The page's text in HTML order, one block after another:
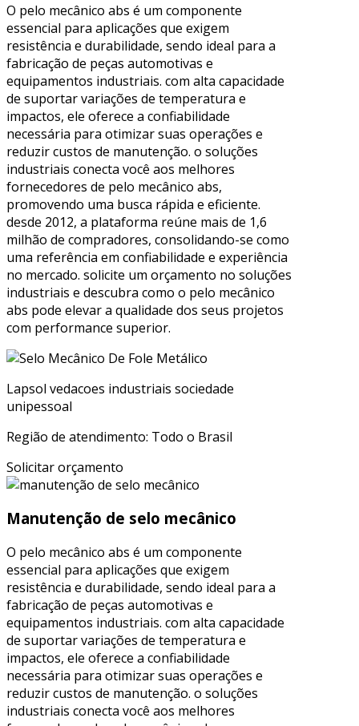
O pelo mecânico abs é um componente
essencial para aplicações que exigem
resistência e durabilidade, sendo ideal para a
fabricação de peças automotivas e
equipamentos industriais. com alta capacidade
de suportar variações de temperatura e
impactos, ele oferece a confiabilidade
necessária para otimizar suas operações e
reduzir custos de manutenção. o soluções
industriais conecta você aos melhores
fornecedores de pelo mecânico abs,
promovendo uma busca rápida e eficiente.
desde 2012, a plataforma reúne mais de 1,6
milhão de compradores, consolidando-se como
uma referência em confiabilidade e experiência
no mercado. solicite um orçamento no soluções
industriais e descubra como o pelo mecânico
abs pode elevar a qualidade dos seus projetos
com performance superior.
Lapsol vedacoes industriais sociedade
unipessoal
Região de atendimento: Todo o Brasil
Solicitar orçamento
Manutenção de selo mecânico
O pelo mecânico abs é um componente
essencial para aplicações que exigem
resistência e durabilidade, sendo ideal para a
fabricação de peças automotivas e
equipamentos industriais. com alta capacidade
de suportar variações de temperatura e
impactos, ele oferece a confiabilidade
necessária para otimizar suas operações e
reduzir custos de manutenção. o soluções
industriais conecta você aos melhores